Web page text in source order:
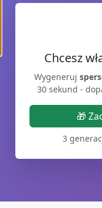
Chcesz
Wygeneruj
30 sekund -
🎁
3